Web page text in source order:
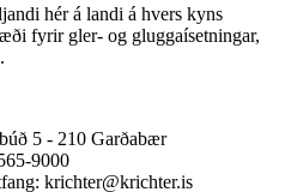
hér á landi á hvers kyns
fyrir gler- og gluggaísetningar,
5 - 210 Garðabær
9000
krichter@krichter.is